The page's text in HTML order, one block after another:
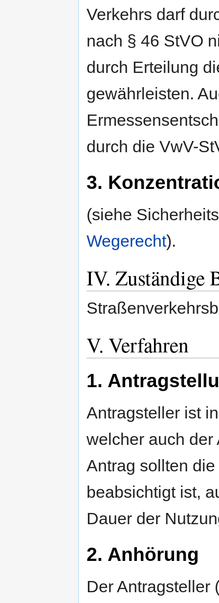
Verkehrs darf
nach § 46 StVO
durch Erteilung
gewährleisten.
durch die VwV-
3.
(siehe
Wegerecht).
IV. Zuständige
V. Verfahren
1.
Antragsteller ist
welcher auch der
Antrag sollten
beabsichtigt ist,
Dauer der
2. Anhörung
Der Antragsteller